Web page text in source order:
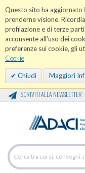
Questo sito ha aggiornato
prenderne visione.
profilazione e di terze
acconsente all'uso dei
preferenze sui cookie, gli
Cookie
Chiudi Maggiori
ISCRIVITI ALLA NEWSLETTER